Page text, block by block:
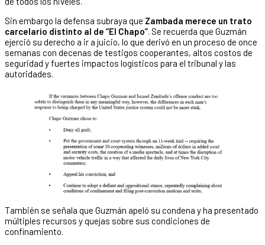
Sin embargo la defensa subraya que Zambada merece un trato
carcelario distinto al de “El Chapo”. Se recuerda que Guzmán
ejerció su derecho a ir a juicio, lo que derivó en un proceso de once
semanas con decenas de testigos cooperantes, altos costos de
seguridad y fuertes impactos logísticos para el tribunal y las
autoridades.
También se señala que Guzmán apeló su condena y ha presentado
múltiples recursos y quejas sobre sus condiciones de
confinamiento.